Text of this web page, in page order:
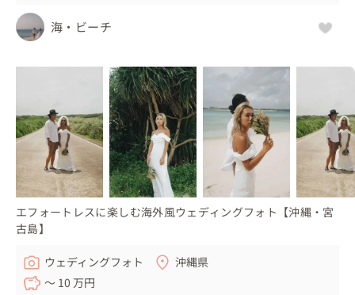
海・ビーチ
エフォートレスに楽しむ海外風ウェディングフォト【沖縄・宮
古島】
ウェディングフォト
沖縄県
〜 10 万円